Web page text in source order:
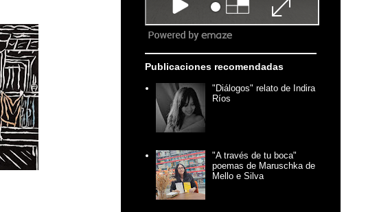
Publicaciones recomendadas
"Diálogos" relato de Indira
Ríos
"A través de tu boca"
poemas de Maruschka de
Mello e Silva